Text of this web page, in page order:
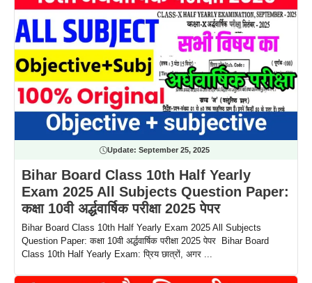
Update: September 25, 2025
Bihar Board Class 10th Half Yearly
Exam 2025 All Subjects Question Paper:
कक्षा 10वी अर्द्धवार्षिक परीक्षा 2025 पेपर
Bihar Board Class 10th Half Yearly Exam 2025 All Subjects
Question Paper: कक्षा 10वी अर्द्धवार्षिक परीक्षा 2025 पेपर Bihar Board
Class 10th Half Yearly Exam: प्रिय छात्रों, अगर ...